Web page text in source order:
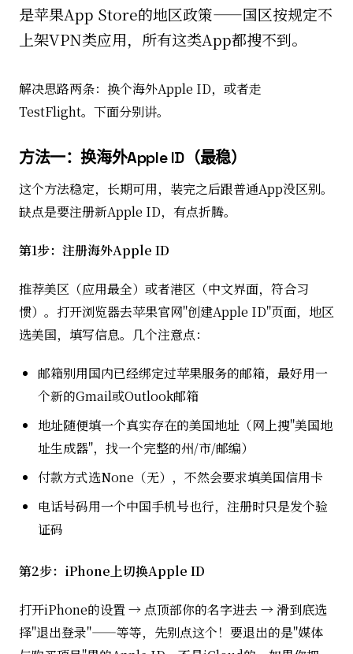
是苹果App Store的地区政策——国区按规定不
上架VPN类应用，所有这类App都搜不到。
解决思路两条：换个海外Apple ID，或者走
TestFlight。下面分别讲。
方法一：换海外Apple ID（最稳）
这个方法稳定，长期可用，装完之后跟普通App没区别。
缺点是要注册新Apple ID，有点折腾。
第1步：注册海外Apple ID
推荐美区（应用最全）或者港区（中文界面，符合习
惯）。打开浏览器去苹果官网"创建Apple ID"页面，地区
选美国，填写信息。几个注意点：
邮箱别用国内已经绑定过苹果服务的邮箱，最好用一
个新的Gmail或Outlook邮箱
地址随便填一个真实存在的美国地址（网上搜"美国地
址生成器"，找一个完整的州/市/邮编）
付款方式选None（无），不然会要求填美国信用卡
电话号码用一个中国手机号也行，注册时只是发个验
证码
第2步：iPhone上切换Apple ID
打开iPhone的设置 → 点顶部你的名字进去 → 滑到底选
择"退出登录"——等等，先别点这个！要退出的是"媒体